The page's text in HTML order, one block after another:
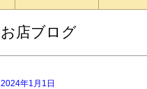
お店ブログ
2024年1月1日